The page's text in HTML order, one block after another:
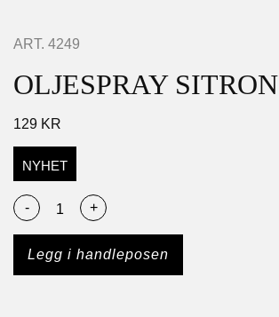
ART. 4249
OLJESPRAY SITRON
129 KR
NYHET
- +
Legg i handleposen